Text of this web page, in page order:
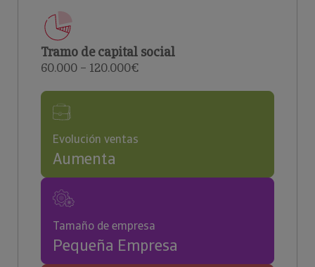
Tramo de capital social
60.000 – 120.000€
Evolución ventas
Aumenta
Tamaño de empresa
Pequeña Empresa